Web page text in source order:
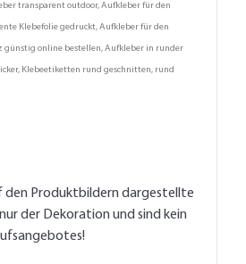
transparent outdoor, Aufkleber für den
Klebefolie gedruckt, Aufkleber für den
günstig online bestellen, Aufkleber in runder
Klebeetiketten rund geschnitten, rund
den Produktbildern dargestellte
der Dekoration und sind kein